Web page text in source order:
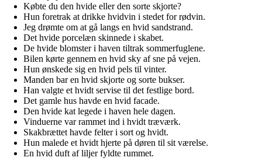
Købte du den hvide eller den sorte skjorte?
Hun foretrak at drikke hvidvin i stedet for rødvin.
Jeg drømte om at gå langs en hvid sandstrand.
Det hvide porcelæn skinnede i skabet.
De hvide blomster i haven tiltrak sommerfuglene.
Bilen kørte gennem en hvid sky af sne på vejen.
Hun ønskede sig en hvid pels til vinter.
Manden bar en hvid skjorte og sorte bukser.
Han valgte et hvidt servise til det festlige bord.
Det gamle hus havde en hvid facade.
Den hvide kat legede i haven hele dagen.
Vinduerne var rammet ind i hvidt træværk.
Skakbrættet havde felter i sort og hvidt.
Hun malede et hvidt hjerte på døren til sit værelse.
En hvid duft af liljer fyldte rummet.